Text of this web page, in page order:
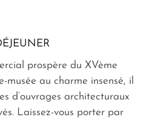
prospère du XVème
musée au charme insensé, il
d’ouvrages architecturaux
Laissez-vous porter par